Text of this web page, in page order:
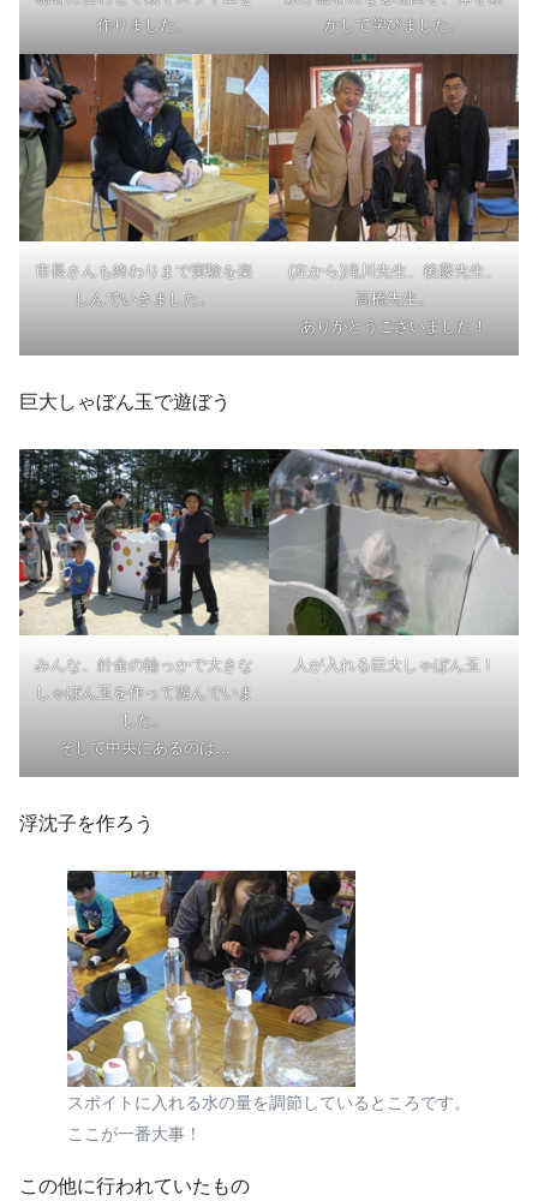
作りました。
かして学びました。
市長さんも終わりまで実験を楽
しんでいきました。
(左から)滝川先生、後藤先生、
高橋先生。
ありがとうございました！
巨大しゃぼん玉で遊ぼう
みんな、針金の輪っかで大きな
しゃぼん玉を作って遊んでいま
した。
そして中央にあるのは…
人が入れる巨大しゃぼん玉！
浮沈子を作ろう
スポイトに入れる水の量を調節しているところです。
ここが一番大事！
この他に行われていたもの